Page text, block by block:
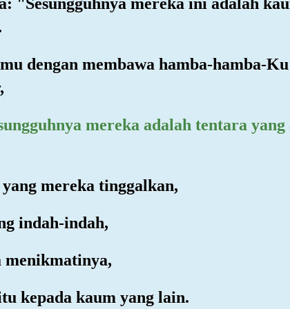
dengan membawa hamba-hamba-Ku
mereka adalah tentara yang
mereka tinggalkan,
indah-indah,
menikmatinya,
kepada kaum yang lain.